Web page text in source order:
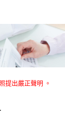
中心就冒名RFP
中心就冒名RFP